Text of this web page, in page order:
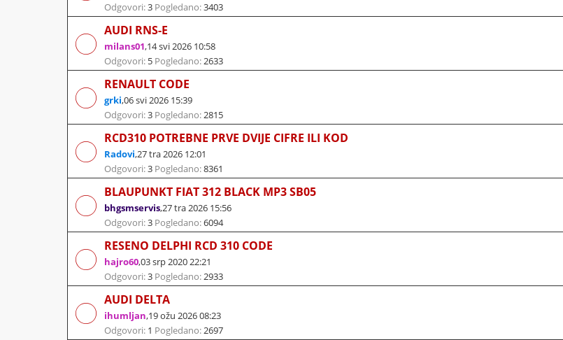
Odgovori:3 Pogledano:3403
AUDI RNS-E
milans01,14 svi 2026 10:58
Odgovori: 5 Pogledano:2633
RENAULT CODE
grki,06 svi 2026 15:39
Odgovori:3 Pogledano:2815
RCD310 POTREBNE PRVE DVIJE CIFRE ILI KOD
Radovi,27 tra 2026 12:01
Odgovori:3 Pogledano:8361
BLAUPUNKT FIAT 312 BLACK MP3 SB05
bhgsmservis,27 tra 2026 15:56
Odgovori:3 Pogledano:6094
RESENO DELPHI RCD 310 CODE
hajro60,03 srp 2020 22:21
Odgovori:3 Pogledano:2933
AUDI DELTA
ihumljan,19 ožu 2026 08:23
Odgovori: 1 Pogledano:2697